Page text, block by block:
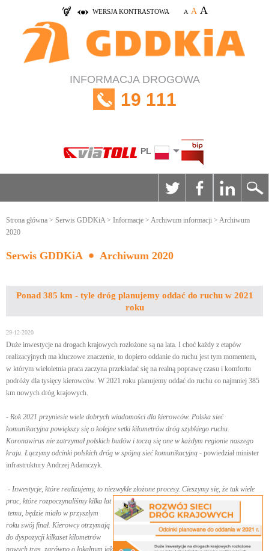
WERSJA KONTRASTOWA A A A
INFORMACJA DROGOWA
19 111
PL
Strona główna > Serwis GDDKiA> Informacje > Archiwum informacji > Archiwum
2020
Serwis GDDKiA Archiwum 2020
Ponad 385 km - tyle dróg planujemy oddać do ruchu w 2021
roku
29-12-2020
Duże inwestycje na drogach krajowych rozłożone są na lata. I choć każdy z etapów
realizacyjnych ma kluczowe znaczenie, to dopiero oddanie do ruchu jest tym momentem,
w którym wieloletnia praca zaczyna przekładać się na realną poprawę czasu i komfortu
podróży dla tysięcy kierowców. W 2021 roku planujemy oddać do ruchu co najmniej 385
km nowych dróg krajowych.
- Rok 2021 przyniesie wiele dobrych wiadomości dla kierowców. Polska sieć
komunikacyjna powiększy się o kolejne setki kilometrów dróg szybkiego ruchu.
Koronawirus nie zatrzymał polskich budów i toczą się one w każdym regionie naszego
kraju. Łączymy odcinki polskich dróg w spójną sieć komunikacyjną - powiedział minister
infrastruktury Andrzej Adamczyk.
- Inwestycje, które realizujemy, to niezwykle złożone procesy. Cieszymy się, że tak wiele
prac, które rozpoczynaliśmy kilka lat
temu, będzie miało w przyszłym
roku swój finał. Kierowcy otrzymają
do dyspozycji kilkaset kilometrów
nowych tras, zarówno o lokalnym jak